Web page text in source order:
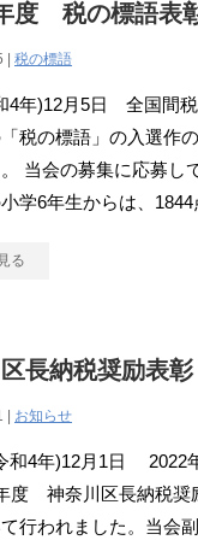
度 税の標語表
| 税の標語
4年)12月5日 全国間
税の標語」の入選作
当会の募集に応募し
学6年生からは、1844
る
長納税奨励表彰
| お知らせ
和4年)12月1日 2022
度 神奈川区長納税奨
て行われました。当